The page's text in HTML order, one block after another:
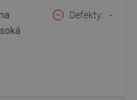
Defekty -